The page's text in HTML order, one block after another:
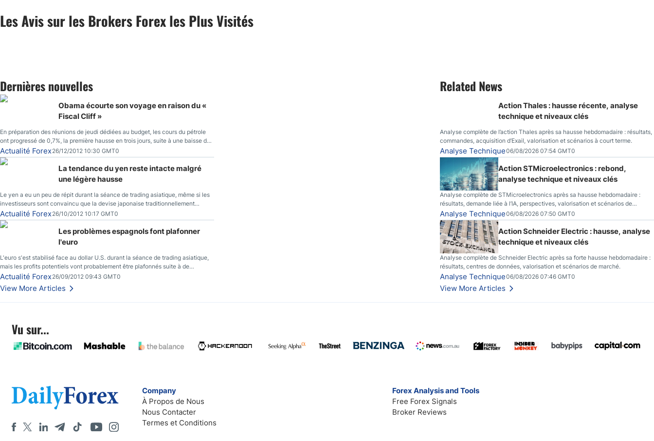
Les Avis sur les Brokers Forex les Plus Visités
Dernières nouvelles
Obama écourte son voyage en raison du «
Fiscal Cliff »
En préparation des réunions de jeudi dédiées au budget, les cours du pétrole
ont progressé de 0,7%, la première hausse en trois jours, suite à une baisse du
prix des réserves de pétrole américaines à un bas de 10 semaines.
Actualité Forex26/12/2012 10:30 GMT0
La tendance du yen reste intacte malgré
une légère hausse
Le yen a eu un peu de répit durant la séance de trading asiatique, même si les
investisseurs sont convaincu que la devise japonaise traditionnellement
sécuritaire devrait chuter de façon importante après la réunion de la Banque du
Japon la semaine prochaine.
Actualité Forex26/10/2012 10:17 GMT0
Les problèmes espagnols font plafonner
l'euro
L'euro s'est stabilisé face au dollar U.S. durant la séance de trading asiatique,
mais les profits potentiels vont probablement être plafonnés suite à de
nouveaux événements liés au renflouement en Espagne, renforçant les
inquiétudes des investisseurs.
Actualité Forex26/09/2012 09:43 GMT0
View More Articles
Related News
Action Thales : hausse récente, analyse
technique et niveaux clés
Analyse complète de l’action Thales après sa hausse hebdomadaire : résultats,
commandes, acquisition d’Exail, valorisation et scénarios à court terme.
Analyse Technique06/08/2026 07:54 GMT0
Action STMicroelectronics : rebond,
analyse technique et niveaux clés
Analyse complète de STMicroelectronics après sa hausse hebdomadaire :
résultats, demande liée à l’IA, perspectives, valorisation et scénarios de
marché.
Analyse Technique06/08/2026 07:50 GMT0
Action Schneider Electric : hausse, analyse
technique et niveaux clés
Analyse complète de Schneider Electric après sa forte hausse hebdomadaire :
résultats, centres de données, valorisation et scénarios de marché.
Analyse Technique06/08/2026 07:46 GMT0
View More Articles
Vu sur...
Company
À Propos de Nous
Nous Contacter
Termes et Conditions
Forex Analysis and Tools
Free Forex Signals
Broker Reviews